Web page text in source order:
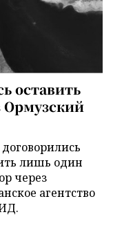
оставить
Ормузский
лишь один
через
агентство